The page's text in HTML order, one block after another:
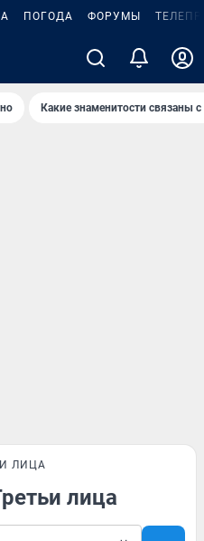
ПОГОДА ФОРУМЫ
Какие знаменитости связаны
ЛИЦА
лица